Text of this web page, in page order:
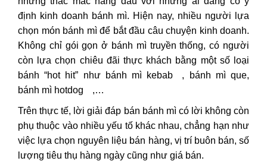
định kinh doanh bánh mì. Hiện nay, nhiều người lựa
chọn món bánh mì để bắt đầu câu chuyện kinh doanh.
Không chỉ gói gọn ở bánh mì truyền thống, có người
còn lựa chọn chiêu đãi thực khách bằng một số loại
bánh “hot hit” như bánh mì kebab
, bánh mì que,
bánh mì hotdog
,…
Trên thực tế, lời giải đáp bán bánh mì có lời không còn
phụ thuộc vào nhiều yếu tố khác nhau, chẳng hạn như
việc lựa chọn nguyên liệu bán hàng, vị trí buôn bán, số
lượng tiêu thụ hàng ngày cũng như giá bán.